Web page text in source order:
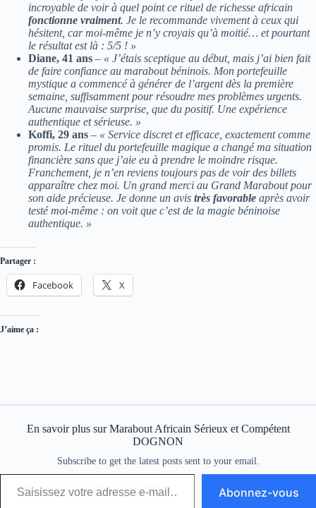
incroyable de voir à quel point ce rituel de richesse africain
fonctionne vraiment. Je le recommande vivement à ceux qui
hésitent, car moi-même je n’y croyais qu’à moitié… et pourtant
le résultat est là : 5/5 ! »
Diane, 41 ans – « J’étais sceptique au début, mais j’ai bien fait
de faire confiance au marabout béninois. Mon portefeuille
mystique a commencé à générer de l’argent dès la première
semaine, suffisamment pour résoudre mes problèmes urgents.
Aucune mauvaise surprise, que du positif. Une expérience
authentique et sérieuse. »
Koffi, 29 ans – « Service discret et efficace, exactement comme
promis. Le rituel du portefeuille magique a changé ma situation
financière sans que j’aie eu à prendre le moindre risque.
Franchement, je n’en reviens toujours pas de voir des billets
apparaître chez moi. Un grand merci au Grand Marabout pour
son aide précieuse. Je donne un avis très favorable après avoir
testé moi-même : on voit que c’est de la magie béninoise
authentique. »
Partager :
Facebook X
J’aime ça :
En savoir plus sur Marabout Africain Sérieux et Compétent
DOGNON
Subscribe to get the latest posts sent to your email.
Abonnez-vous